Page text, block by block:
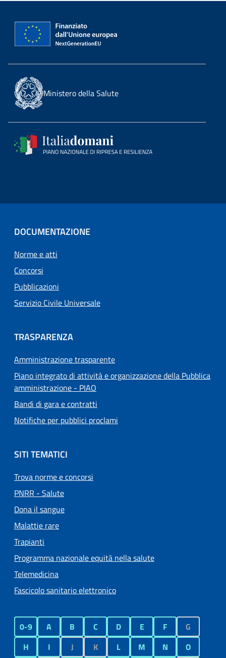
Ministero della Salute
DOCUMENTAZIONE
Norme e atti
Concorsi
Pubblicazioni
Servizio Civile Universale
TRASPARENZA
Amministrazione trasparente
Piano integrato di attività e organizzazione della Pubblica
amministrazione - PIAO
Bandi di gara e contratti
Notifiche per pubblici proclami
SITI TEMATICI
Trova norme e concorsi
PNRR - Salute
Dona il sangue
Malattie rare
Trapianti
Programma nazionale equità nella salute
Telemedicina
Fascicolo sanitario elettronico
0-9 A B C D E F
G
H
I J K L M N
O